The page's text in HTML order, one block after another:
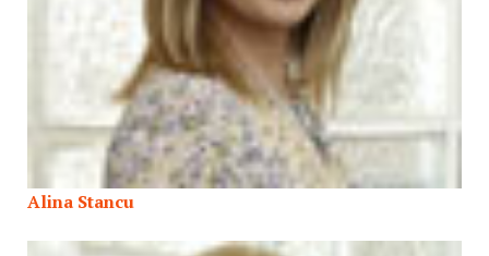
Alina Stancu